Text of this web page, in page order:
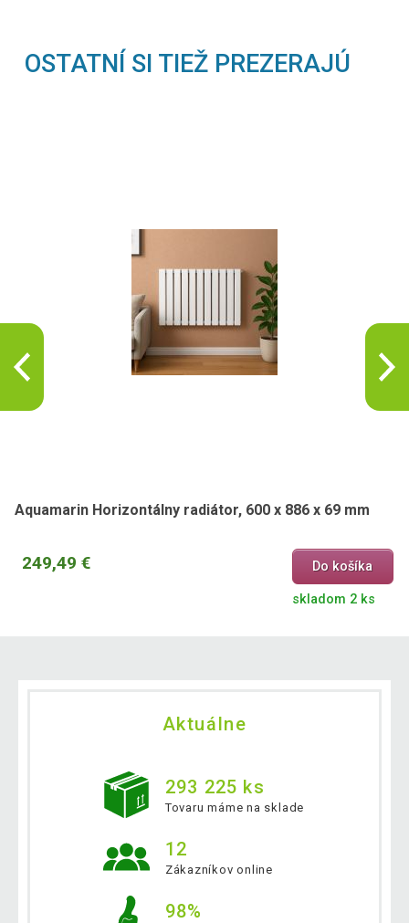
OSTATNÍ SI TIEŽ PREZERAJÚ
Aquamarin Horizontálny radiátor, 600 x 886 x 69 mm
249,49 € Do košíka
skladom 2 ks
Aktuálne
293 225 ks
Tovaru máme na sklade
12
Zákazníkov online
98%